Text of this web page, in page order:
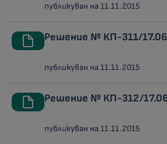
публикуван на 11.11.2015
Решение № КП-311/
публикуван на 11.11.2015
Решение № КП-312/
публикуван на 11.11.2015